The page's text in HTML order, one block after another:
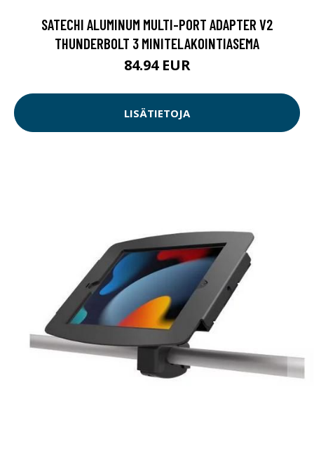
SATECHI ALUMINUM MULTI-PORT ADAPTER V2
THUNDERBOLT 3 MINITELAKOINTIASEMA
84.94 EUR
LISÄTIETOJA